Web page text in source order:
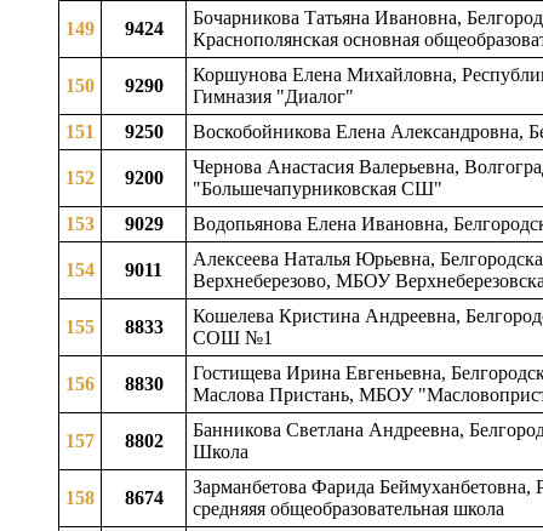
149 9424
Бочарникова Татьяна Ивановна,
Краснополянская основная
150 9290
Коршунова Елена Михайловна,
Гимназия "Диалог"
151
9250 Воскобойникова Елена Александровна,
152 9200
Чернова Анастасия Валерьевна,
"Большечапурниковская СШ"
153
9029 Водопьянова Елена Ивановна,
154 9011
Алексеева Наталья Юрьевна,
Верхнеберезово, МБОУ
155 8833
Кошелева Кристина Андреевна,
СОШ №1
156 8830
Гостищева Ирина Евгеньевна,
Маслова Пристань, МБОУ
157 8802
Банникова Светлана Андреевна,
Школа
158 8674
Зарманбетова Фарида
средняяя общеобразовательная школа